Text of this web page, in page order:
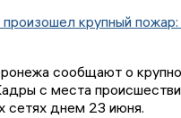
крупный
сообщают о
с места
сетях днем 23 июня.